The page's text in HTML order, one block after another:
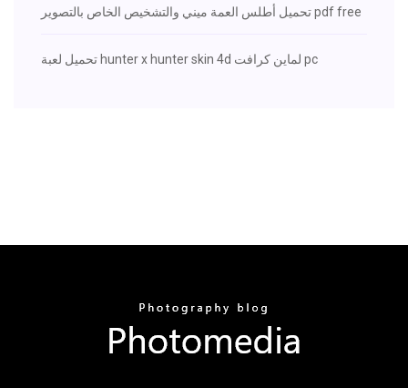
تحميل أطلس العمة ميني والتشخيص الخاص بالتصوير pdf free
تحميل لعبة hunter x hunter skin 4d لماين كرافت pc